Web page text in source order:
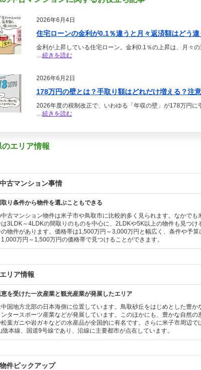
2026年6月4日
住宅ローンの金利が0.1％違うと月々返済額はどう
金利が上昇している住宅ローン。金利0.1％の上昇は、月々
…続きを読む
2026年6月2日
178万円の壁とは？手取り額はどれだけ増える？注
2026年度の税制改正で、いわゆる「年収の壁」が178万円
…続きを読む
のエリア情報
古マンション事情
り条件から物件を選ぶこともできる
古マンション物件は米子市や鳥取市に比較的多く見られます。なかで
3LDK～4LDKの間取りのものを中心に、2LDKや5K以上の物件も見つ
の物件があります。価格帯は1,500万円～3,000万円と幅広く、条件や予
万円～1,500万円の価格帯で見つけることができます。
リア情報
を受けた一次産業と観光産業が発展したエリア
国地方北部の日本海側に位置しています。鳥取砂丘をはじめとした豊
タースポーツ産業などが発展しています。このほかにも、豊かな自然
葉ガニや岩ガキなどの水産品が全国的に有名です。さらに米子市周辺
陰本線、国道9号線であり、沿線に主要都市が点在しています。
件ピックアップ